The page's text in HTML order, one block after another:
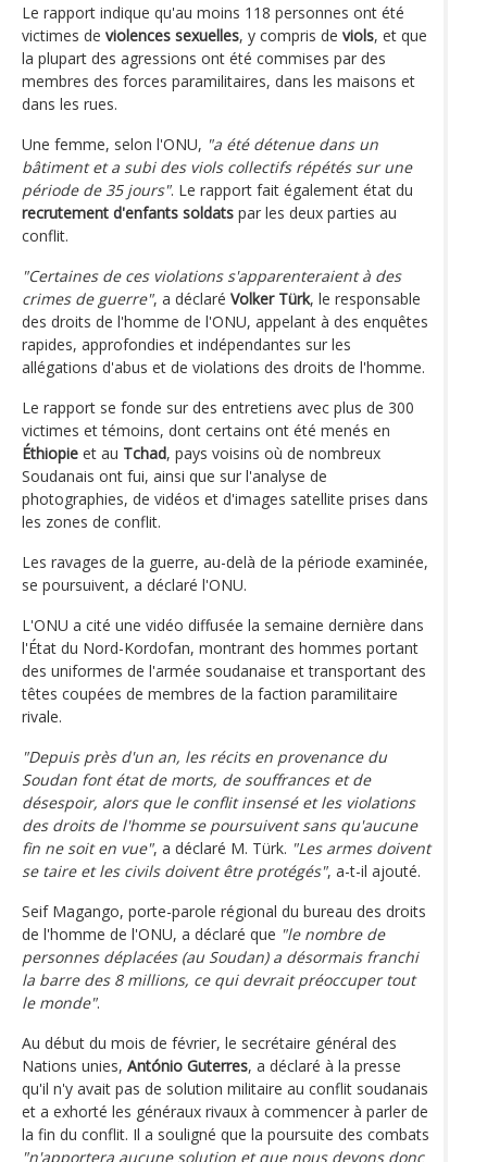
Le rapport indique qu'au moins 118 personnes ont été
victimes de violences sexuelles, y compris de viols, et que
la plupart des agressions ont été commises par des
membres des forces paramilitaires, dans les maisons et
dans les rues.
Une femme, selon l'ONU, "a été détenue dans un
bâtiment et a subi des viols collectifs répétés sur une
période de 35 jours". Le rapport fait également état du
recrutement d'enfants soldats par les deux parties au
conflit.
"Certaines de ces violations s'apparenteraient à des
crimes de guerre", a déclaré Volker Türk, le responsable
des droits de l'homme de l'ONU, appelant à des enquêtes
rapides, approfondies et indépendantes sur les
allégations d'abus et de violations des droits de l'homme.
Le rapport se fonde sur des entretiens avec plus de 300
victimes et témoins, dont certains ont été menés en
Éthiopie et au Tchad, pays voisins où de nombreux
Soudanais ont fui, ainsi que sur l'analyse de
photographies, de vidéos et d'images satellite prises dans
les zones de conflit.
Les ravages de la guerre, au-delà de la période examinée,
se poursuivent, a déclaré l'ONU.
L'ONU a cité une vidéo diffusée la semaine dernière dans
l'État du Nord-Kordofan, montrant des hommes portant
des uniformes de l'armée soudanaise et transportant des
têtes coupées de membres de la faction paramilitaire
rivale.
"Depuis près d'un an, les récits en provenance du
Soudan font état de morts, de souffrances et de
désespoir, alors que le conflit insensé et les violations
des droits de l'homme se poursuivent sans qu'aucune
fin ne soit en vue", a déclaré M. Türk. "Les armes doivent
se taire et les civils doivent être protégés", a-t-il ajouté.
Seif Magango, porte-parole régional du bureau des droits
de l'homme de l'ONU, a déclaré que "le nombre de
personnes déplacées (au Soudan) a désormais franchi
la barre des 8 millions, ce qui devrait préoccuper tout
le monde".
Au début du mois de février, le secrétaire général des
Nations unies, António Guterres, a déclaré à la presse
qu'il n'y avait pas de solution militaire au conflit soudanais
et a exhorté les généraux rivaux à commencer à parler de
la fin du conflit. Il a souligné que la poursuite des combats
"n'apportera aucune solution et que nous devons donc